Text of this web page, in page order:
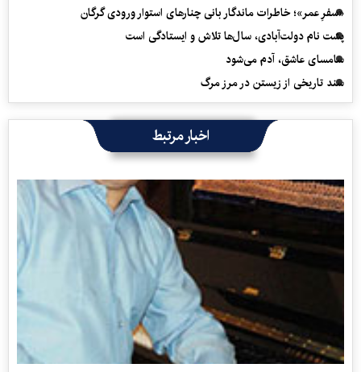
«سفرِ عمر»؛ خاطرات ماندگار بانی چنارهای استوار ورودی گرگان
پشت نام دولت‌آبادی، سال‌ها تلاش و ایستادگی است
سامسای عاشق، آدم می‌شود
سند تاریخی از زیستن در مرز مرگ
اخبار مرتبط